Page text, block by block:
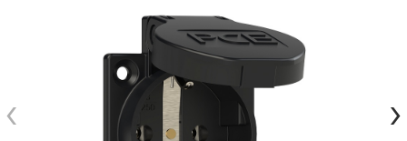
‹ ›